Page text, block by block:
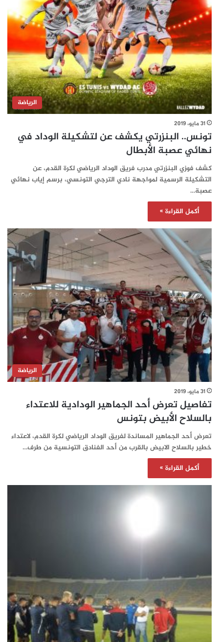
الرياضة
31 مايو، 2019
تونس.. البنزرتي يكشف عن لتشكيلة الوداد في
نهائي عصبة الأبطال‎
كشف فوزي البنزرتي مدرب فريق الوداد الرياضي لكرة القدم، عن
التشكيلة الرسمية لمواجهة نادي الترجي التونسي، برسم إياب نهائي
عصبة…
أكمل القراءة »
الرياضة
31 مايو، 2019
تفاصيل تعرض أحد الجماهير الودادية للاعتداء
بالسلاح الأبيض بتونس‎
تعرض أحد الجماهير المساندة لفريق الوداد الرياضي لكرة القدم، لاعتداء
خطير بالسلاح الابيض بالقرب من أحد الفنادق التونسية من طرف…
أكمل القراءة »